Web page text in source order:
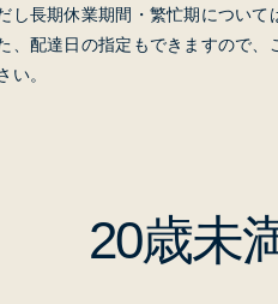
し長期休業期間・繁忙期について
、配達日の指定もできますので
い。
20歳未